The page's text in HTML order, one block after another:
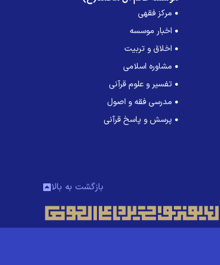
مرکز فقهی
اخبار موسسه
اخلاق و تربیت
مشاوره اسلامی
تفسیر و علوم قرآنی
مدرسی فقه و اصول
پرسش و پاسخ قرآنی
بازگشت به بالا